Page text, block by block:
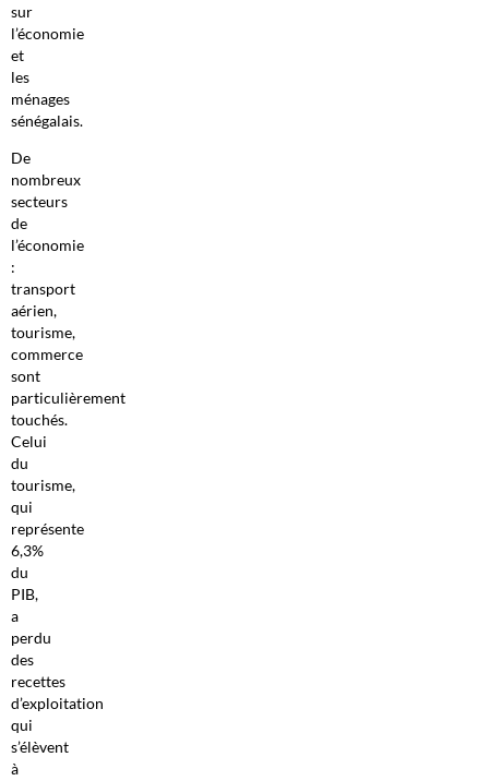
sur
l’économie
et
les
ménages
sénégalais.
De
nombreux
secteurs
de
l’économie
:
transport
aérien,
tourisme,
commerce
sont
particulièrement
touchés.
Celui
du
tourisme,
qui
représente
6,3%
du
PIB,
a
perdu
des
recettes
d’exploitation
qui
s’élèvent
à